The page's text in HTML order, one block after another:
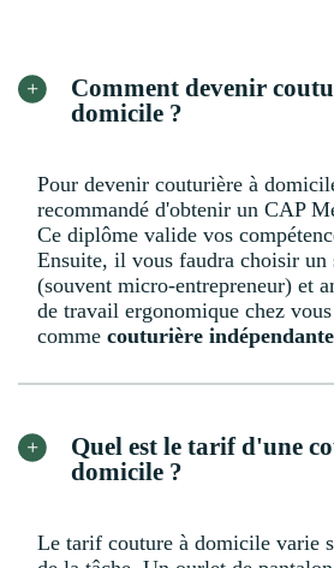
Comment devenir
domicile ?
Pour devenir couturière à
recommandé d'obtenir un CAP
Ce diplôme valide vos
Ensuite, il vous faudra choisir
(souvent micro-entrepreneur) et
de travail ergonomique chez
comme couturière indépendante
Quel est le tarif d'une
domicile ?
Le tarif couture à domicile varie